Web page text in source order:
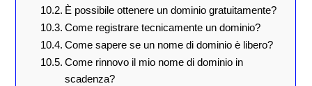
È possibile ottenere un dominio gratuitamente?
Come registrare tecnicamente un dominio?
Come sapere se un nome di dominio è libero?
Come rinnovo il mio nome di dominio in
scadenza?